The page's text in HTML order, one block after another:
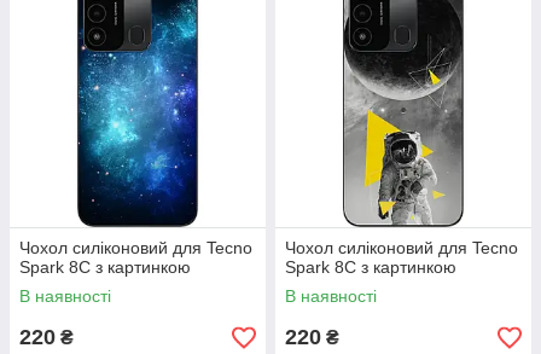
Чохол силіконовий для Tecno
Spark 8C з картинкою
В наявності
220 ₴
Чохол силіконовий для Tecno
Spark 8C з картинкою
В наявності
220 ₴